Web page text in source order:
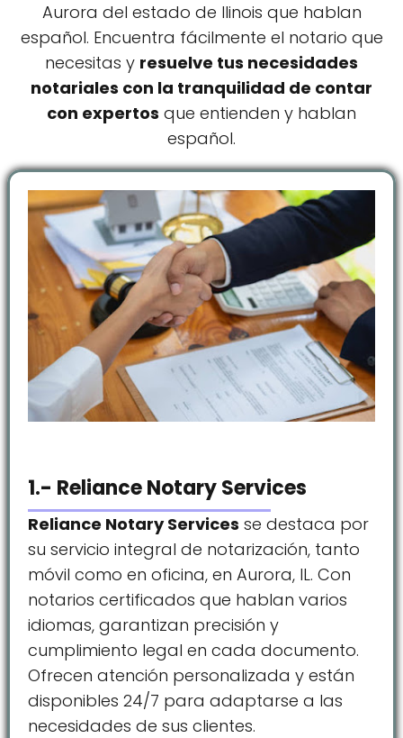
Aurora del estado de Ilinois que hablan
español. Encuentra fácilmente el notario que
necesitas y resuelve tus necesidades
notariales con la tranquilidad de contar
con expertos que entienden y hablan
español.
1.- Reliance Notary Services
Reliance Notary Services se destaca por
su servicio integral de notarización, tanto
móvil como en oficina, en Aurora, IL. Con
notarios certificados que hablan varios
idiomas, garantizan precisión y
cumplimiento legal en cada documento.
Ofrecen atención personalizada y están
disponibles 24/7 para adaptarse a las
necesidades de sus clientes.